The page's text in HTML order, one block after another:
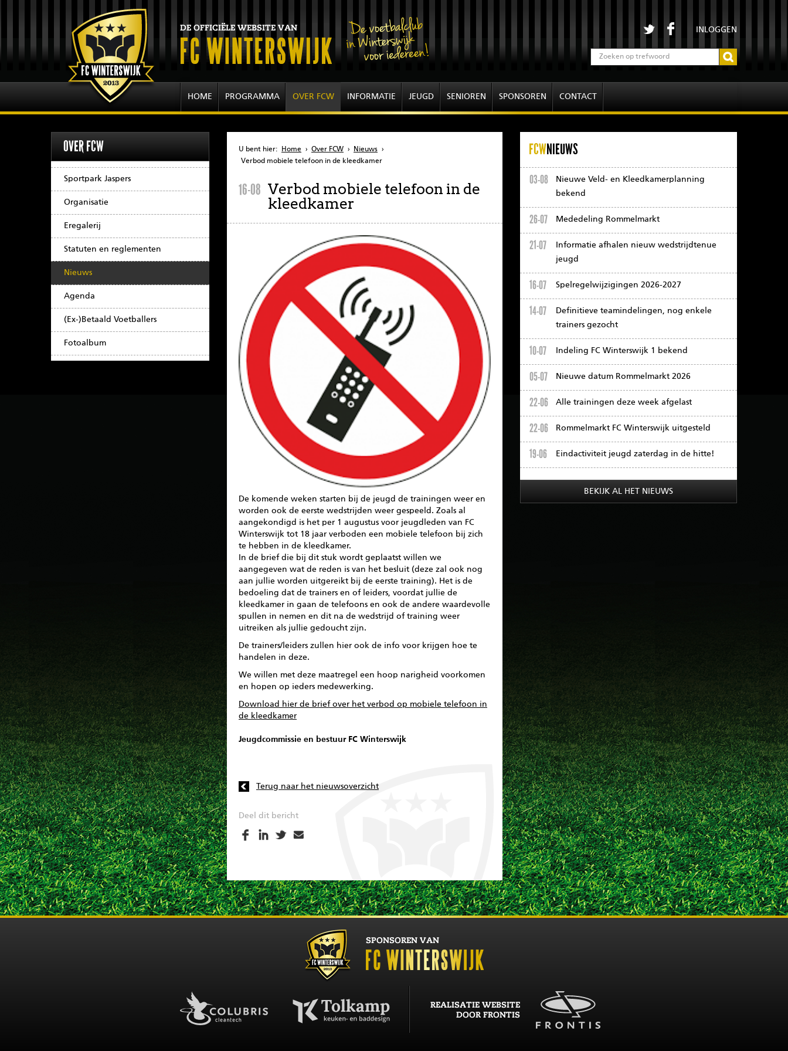
INLOGGEN
HOME PROGRAMMA OVER FCW INFORMATIE JEUGD SENIOREN SPONSOREN CONTACT
OVER FCW
Sportpark Jaspers
Organisatie
Eregalerij
Statuten en reglementen
Nieuws
Agenda
(Ex-)Betaald Voetballers
Fotoalbum
U bent hier: Home › Over FCW › Nieuws ›
Verbod mobiele telefoon in de kleedkamer
16-08 Verbod mobiele telefoon in de
kleedkamer
De komende weken starten bij de jeugd de trainingen weer en
worden ook de eerste wedstrijden weer gespeeld. Zoals al
aangekondigd is het per 1 augustus voor jeugdleden van FC
Winterswijk tot 18 jaar verboden een mobiele telefoon bij zich
te hebben in de kleedkamer.
In de brief die bij dit stuk wordt geplaatst willen we
aangegeven wat de reden is van het besluit (deze zal ook nog
aan jullie worden uitgereikt bij de eerste training). Het is de
bedoeling dat de trainers en of leiders, voordat jullie de
kleedkamer in gaan de telefoons en ook de andere waardevolle
spullen in nemen en dit na de wedstrijd of training weer
uitreiken als jullie gedoucht zijn.
De trainers/leiders zullen hier ook de info voor krijgen hoe te
handelen in deze.
We willen met deze maatregel een hoop narigheid voorkomen
en hopen op ieders medewerking.
Download hier de brief over het verbod op mobiele telefoon in
de kleedkamer
Jeugdcommissie en bestuur FC Winterswijk
Terug naar het nieuwsoverzicht
Deel dit bericht
FCWNIEUWS
03-08
Nieuwe Veld- en Kleedkamerplanning
bekend
26-07 Mededeling Rommelmarkt
21-07
Informatie afhalen nieuw wedstrijdtenue
jeugd
16-07 Spelregelwijzigingen 2026-2027
14-07
Definitieve teamindelingen, nog enkele
trainers gezocht
10-07 Indeling FC Winterswijk 1 bekend
05-07 Nieuwe datum Rommelmarkt 2026
22-06 Alle trainingen deze week afgelast
22-06 Rommelmarkt FC Winterswijk uitgesteld
19-06 Eindactiviteit jeugd zaterdag in de hitte!
BEKIJK AL HET NIEUWS